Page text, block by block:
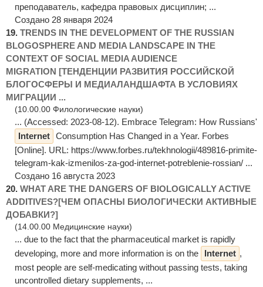
преподаватель, кафедра правовых дисциплин; ...
Создано 28 января 2024
19. TRENDS IN THE DEVELOPMENT OF THE RUSSIAN
BLOGOSPHERE AND MEDIA LANDSCAPE IN THE
CONTEXT OF SOCIAL MEDIA AUDIENCE
MIGRATION [ТЕНДЕНЦИИ РАЗВИТИЯ РОССИЙСКОЙ
БЛОГОСФЕРЫ И МЕДИАЛАНДШАФТА В УСЛОВИЯХ
МИГРАЦИИ ...
(10.00.00 Филологические науки)
... (Accessed: 2023-08-12). Embrace Telegram: How Russians'
Internet Consumption Has Changed in a Year. Forbes
[Online]. URL: https://www.forbes.ru/tekhnologii/489816-primite-
telegram-kak-izmenilos-za-god-internet-potreblenie-rossian/ ...
Создано 16 августа 2023
20. WHAT ARE THE DANGERS OF BIOLOGICALLY ACTIVE
ADDITIVES?[ЧЕМ ОПАСНЫ БИОЛОГИЧЕСКИ АКТИВНЫЕ
ДОБАВКИ?]
(14.00.00 Медицинские науки)
... due to the fact that the pharmaceutical market is rapidly
developing, more and more information is on the
Internet ,
most people are self-medicating without passing tests, taking
uncontrolled dietary supplements, ...